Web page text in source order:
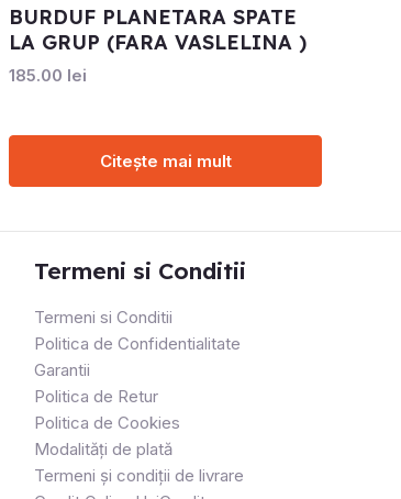
BURDUF PLANETARA SPATE
LA GRUP (FARA VASLELINA )
185.00 lei
Citește mai mult
Termeni si Conditii
Termeni si Conditii
Politica de Confidentialitate
Garantii
Politica de Retur
Politica de Cookies
Modalități de plată
Termeni și condiții de livrare